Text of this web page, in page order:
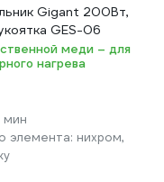
Gigant 200Вт,
GES-06
меди – для
нагрева
мин
элемента: нихром,